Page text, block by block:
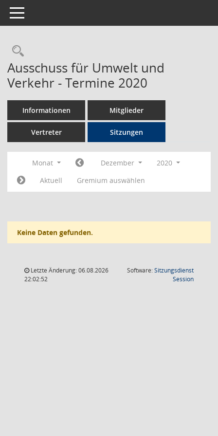
Toggle navigation
Rechercheauswahl
Ausschuss für Umwelt und
Verkehr - Termine 2020
Informationen Mitglieder
Vertreter Sitzungen
Monat Dezember
2020
Aktuell
Gremium auswählen
Keine Daten gefunden.
Letzte Änderung: 06.08.2026
22:02:52
Software:Sitzungsdienst
Session(Wird in